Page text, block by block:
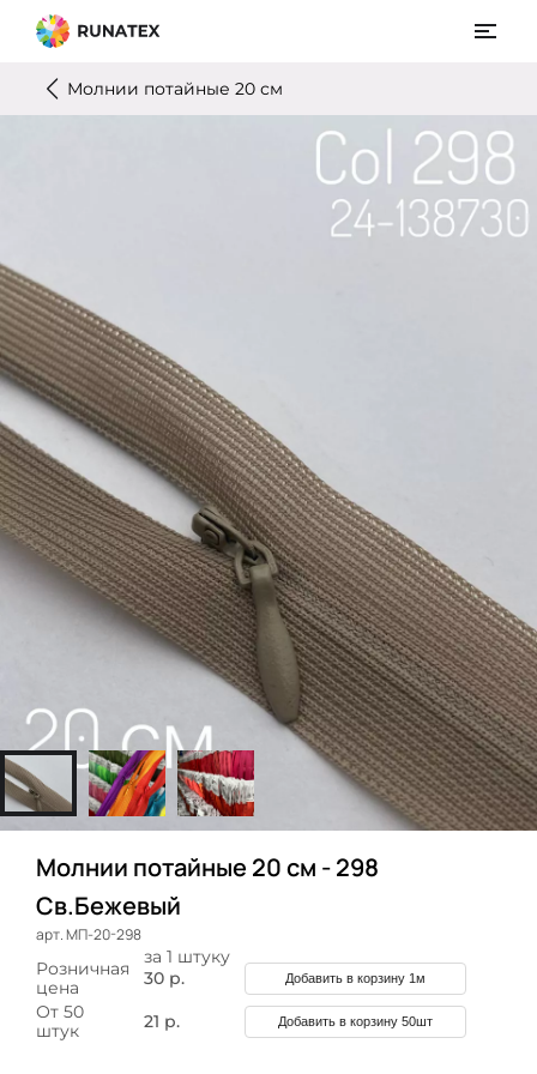
Молнии потайные 20 см
Молнии потайные 20 см - 298
Св.Бежевый
арт. МП-20-298
за 1 штуку
Розничная
цена
30 р. Добавить в корзину 1м
От 50
штук
21 р. Добавить в корзину 50шт